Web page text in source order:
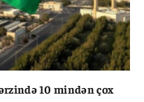
10 mindən çox